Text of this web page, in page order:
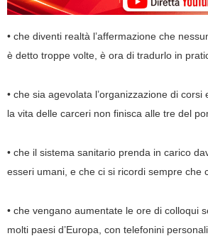
• che diventi realtà l’affermazione che
è detto troppe volte, è ora di tradurlo in
• che sia agevolata l’organizzazione di corsi
la vita delle carceri non finisca alle tre del
• che il sistema sanitario prenda in carico
esseri umani, e che ci si ricordi sempre che
• che vengano aumentate le ore di colloqui
molti paesi d’Europa, con telefonini